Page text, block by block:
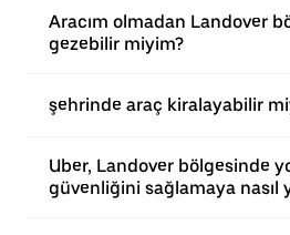
Aracım olmadan Landover
gezebilir miyim?
şehrinde araç kiralayabilir
Uber, Landover bölgesinde
güvenliğini sağlamaya nasıl